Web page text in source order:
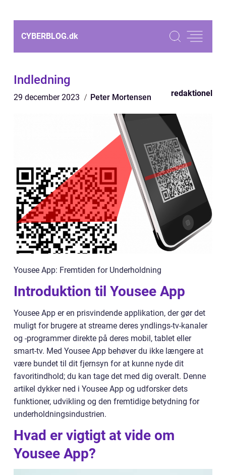
CYBERBLOG.dk
Indledning
29 december 2023 Peter Mortensen redaktionel
Yousee App: Fremtiden for Underholdning
Introduktion til Yousee App
Yousee App er en prisvindende applikation, der gør det
muligt for brugere at streame deres yndlings-tv-kanaler
og -programmer direkte på deres mobil, tablet eller
smart-tv. Med Yousee App behøver du ikke længere at
være bundet til dit fjernsyn for at kunne nyde dit
favoritindhold; du kan tage det med dig overalt. Denne
artikel dykker ned i Yousee App og udforsker dets
funktioner, udvikling og den fremtidige betydning for
underholdningsindustrien.
Hvad er vigtigt at vide om
Yousee App?